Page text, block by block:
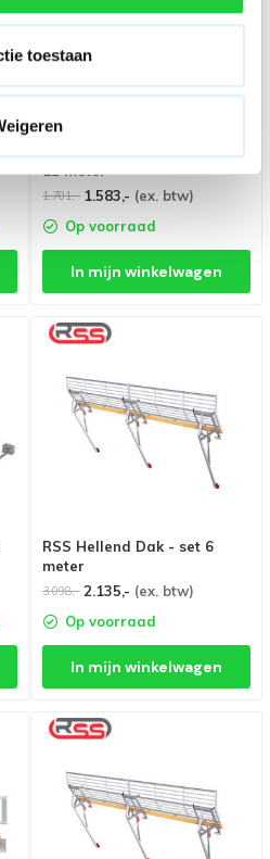
toestaan
12 meter
1.701,- 1.583,- (ex. btw)
Op voorraad
In mijn winkelwagen
RSS Hellend Dak - set 6
meter
3.098,- 2.135,- (ex. btw)
Op voorraad
In mijn winkelwagen